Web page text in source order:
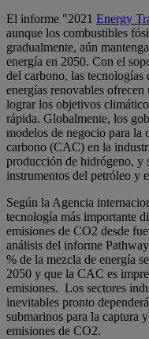
El informe "2021 Energy
aunque los combustibles
gradualmente, aún
energía en 2050. Con el
del carbono, las
energías renovables
lograr los objetivos
rápida. Globalmente, los
modelos de negocio para la
carbono (CAC) en la
producción de hidrógeno, y
instrumentos del petróleo y
Según la Agencia
tecnología más importante
emisiones de CO2 desde
análisis del informe
% de la mezcla de energía
2050 y que la CAC es
emisiones. Los sectores
inevitables pronto
submarinos para la captura
emisiones de CO2.